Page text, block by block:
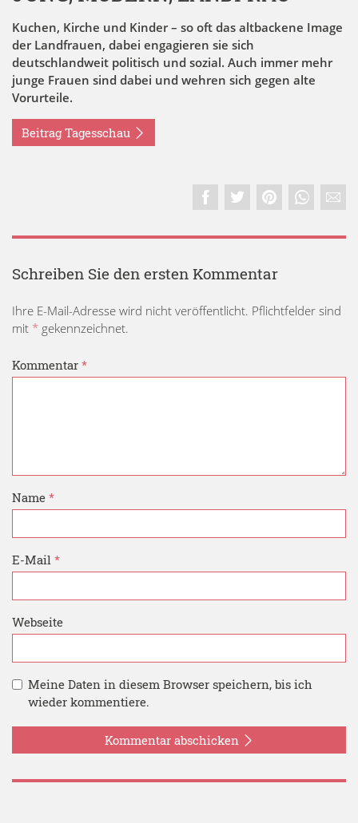
Kuchen, Kirche und Kinder – so oft das altbackene Image
der Landfrauen, dabei engagieren sie sich
deutschlandweit politisch und sozial. Auch immer mehr
junge Frauen sind dabei und wehren sich gegen alte
Vorurteile.
Beitrag Tagesschau
Schreiben Sie den ersten Kommentar
Ihre E-Mail-Adresse wird nicht veröffentlicht. Pflichtfelder sind
mit * gekennzeichnet.
Kommentar *
Name *
E-Mail *
Webseite
Meine Daten in diesem Browser speichern, bis ich
wieder kommentiere.
Kommentar abschicken